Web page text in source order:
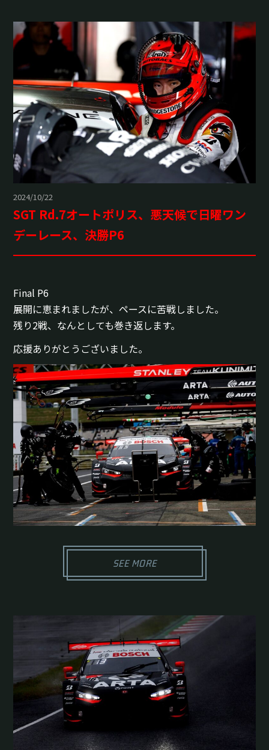
2024/10/22
SGT Rd.7オートポリス、悪天候で日曜ワン
デーレース、決勝P6
Final P6
展開に恵まれましたが、ペースに苦戦しました。
残り2戦、なんとしても巻き返します。
応援ありがとうございました。
SEE MORE